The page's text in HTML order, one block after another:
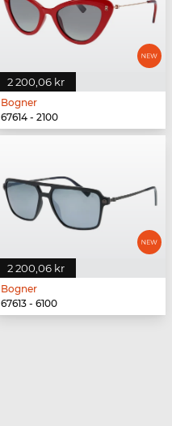
2 200,06 kr
Bogner
67614 - 2100
2 200,06 kr
Bogner
67613 - 6100